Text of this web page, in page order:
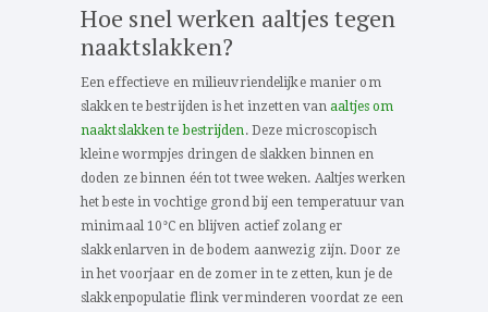
Hoe snel werken aaltjes tegen
naaktslakken?
Een effectieve en milieuvriendelijke manier om
slakken te bestrijden is het inzetten van aaltjes om
naaktslakken te bestrijden . Deze microscopisch
kleine wormpjes dringen de slakken binnen en
doden ze binnen één tot twee weken. Aaltjes werken
het beste in vochtige grond bij een temperatuur van
minimaal 10°C en blijven actief zolang er
slakkenlarven in de bodem aanwezig zijn. Door ze
in het voorjaar en de zomer in te zetten, kun je de
slakkenpopulatie flink verminderen voordat ze een